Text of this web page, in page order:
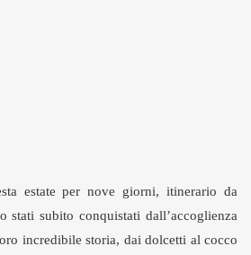
estate per nove giorni, itinerario da
stati subito conquistati dall’accoglienza
incredibile storia, dai dolcetti al cocco